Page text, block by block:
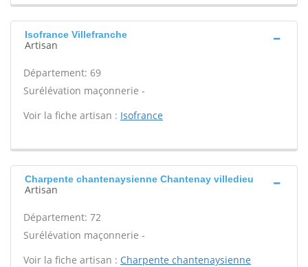
Isofrance Villefranche
Artisan
Département: 69
Surélévation maçonnerie -
Voir la fiche artisan : Isofrance
Charpente chantenaysienne Chantenay villedieu
Artisan
Département: 72
Surélévation maçonnerie -
Voir la fiche artisan : Charpente chantenaysienne